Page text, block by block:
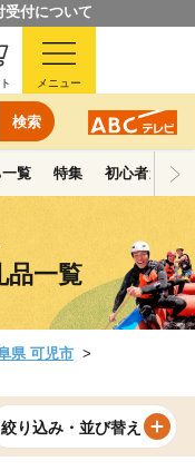
受付について
検索
メニュー
一覧 特集 初心者ガイド
品一覧
県 可児市
絞り込み・並び替え